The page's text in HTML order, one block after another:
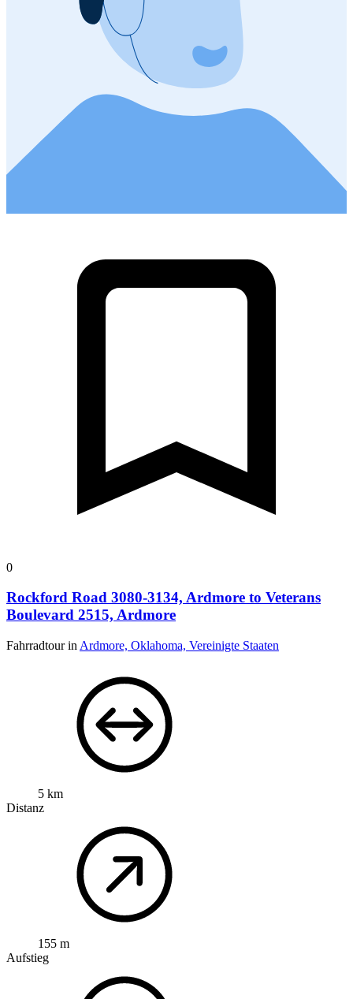
0
Rockford Road 3080-3134, Ardmore to Veterans
Boulevard 2515, Ardmore
Fahrradtour in Ardmore, Oklahoma, Vereinigte Staaten
5 km
Distanz
155 m
Aufstieg